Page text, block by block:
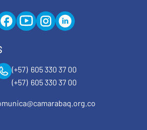
(+57) 605 330 37 00
(+57) 605 330 37 00